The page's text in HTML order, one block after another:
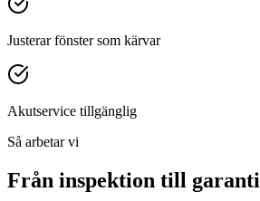
Justerar fönster som kärvar
Akutservice tillgänglig
Så arbetar vi
Från inspektion till garanti